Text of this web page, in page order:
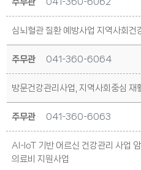
심뇌혈관 질환 예방사업 지역사회건
주무관 041-360-6064
방문건강관리사업, 지역사회중심 재
주무관 041-360-6063
AI-loT 기반 어르신 건강관리 사업
의료비 지원사업